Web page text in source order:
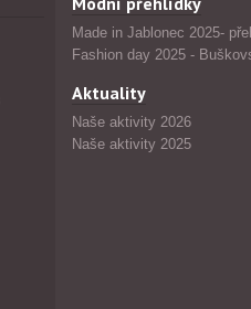
Made in Jablonec 2025-
Fashion day 2025 -
Aktuality
Naše aktivity 2026
Naše aktivity 2025